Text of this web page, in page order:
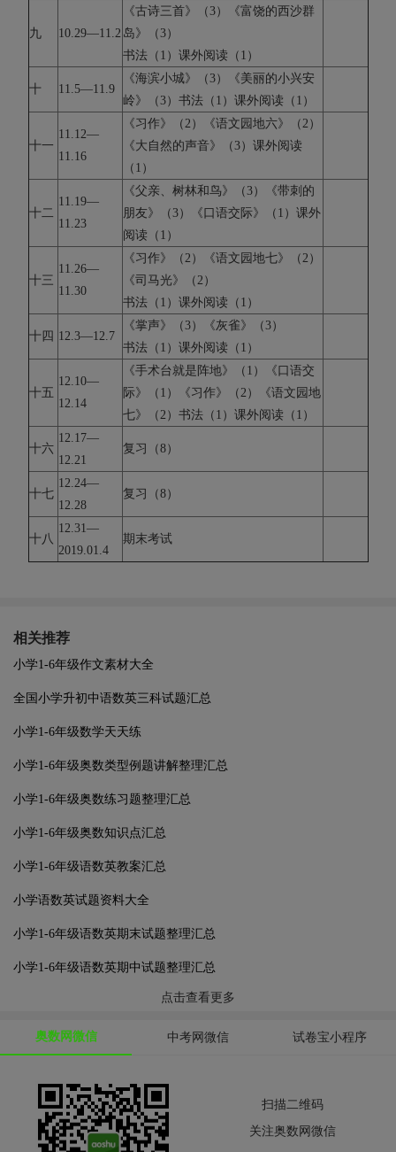
九 10.29—11.2
《古诗三首》（3）《富饶的西沙群
岛》（3）
书法（1）课外阅读（1）
十 11.5—11.9
《海滨小城》（3）《美丽的小兴安
岭》（3）书法（1）课外阅读（1）
十一
11.12—
11.16
《习作》（2）《语文园地六》（2）
《大自然的声音》（3）课外阅读
（1）
十二
11.19—
11.23
《父亲、树林和鸟》（3）《带刺的
朋友》（3）《口语交际》（1）课外
阅读（1）
十三
11.26—
11.30
《习作》（2）《语文园地七》（2）
《司马光》（2）
书法（1）课外阅读（1）
十四 12.3—12.7
《掌声》（3）《灰雀》（3）
书法（1）课外阅读（1）
十五
12.10—
12.14
《手术台就是阵地》（1）《口语交
际》（1）《习作》（2）《语文园地
七》（2）书法（1）课外阅读（1）
十六
12.17—
12.21
复习（8）
十七
12.24—
12.28
复习（8）
十八
12.31—
2019.01.4
期末考试
相关推荐
小学1-6年级作文素材大全
全国小学升初中语数英三科试题汇总
小学1-6年级数学天天练
小学1-6年级奥数类型例题讲解整理汇总
小学1-6年级奥数练习题整理汇总
小学1-6年级奥数知识点汇总
小学1-6年级语数英教案汇总
小学语数英试题资料大全
小学1-6年级语数英期末试题整理汇总
小学1-6年级语数英期中试题整理汇总
点击查看更多
奥数网微信 中考网微信 试卷宝小程序
扫描二维码
关注奥数网微信